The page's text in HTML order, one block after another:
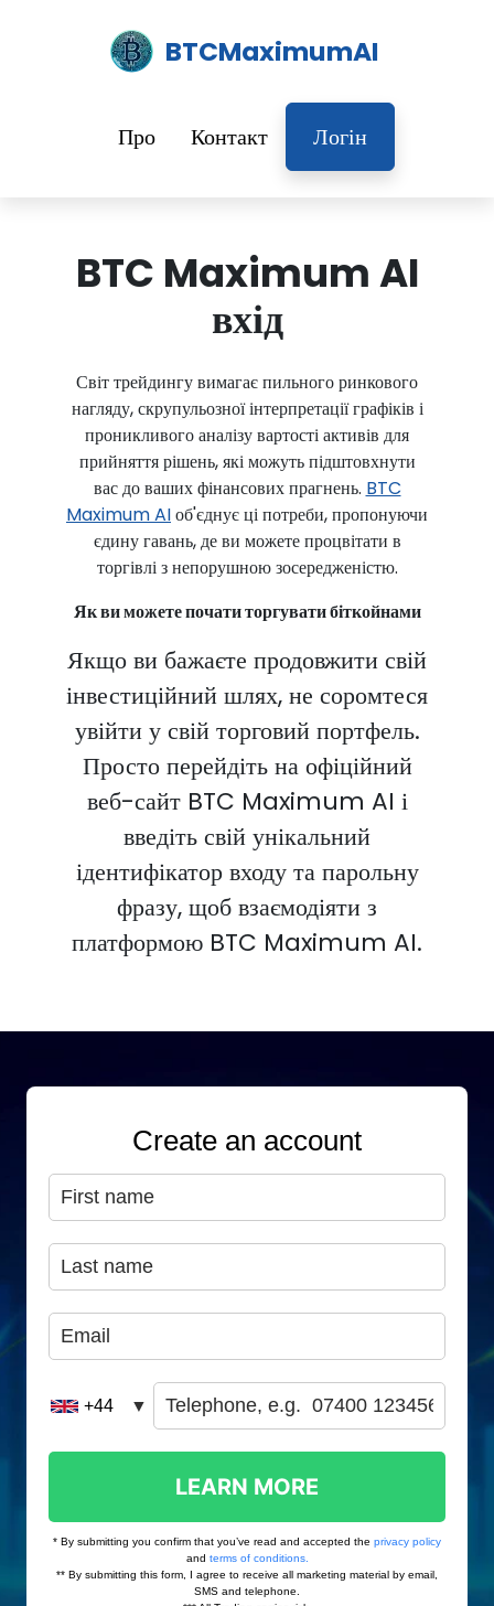
BTCMaximumAI
Про Контакт Логін
BTC Maximum AI
вхід
Світ трейдингу вимагає пильного ринкового
нагляду, скрупульозної інтерпретації графіків і
проникливого аналізу вартості активів для
прийняття рішень, які можуть підштовхнути
вас до ваших фінансових прагнень. BTC
Maximum AIоб'єднує ці потреби, пропонуючи
єдину гавань, де ви можете процвітати в
торгівлі з непорушною зосередженістю.
Як ви можете почати торгувати біткойнами
Якщо ви бажаєте продовжити свій
інвестиційний шлях, не соромтеся
увійти у свій торговий портфель.
Просто перейдіть на офіційний
веб-сайт BTC Maximum AI і
введіть свій унікальний
ідентифікатор входу та парольну
фразу, щоб взаємодіяти з
платформою BTC Maximum AI.